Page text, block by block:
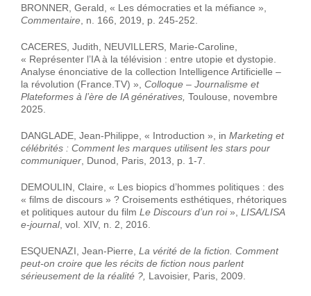
BRONNER, Gerald, « Les démocraties et la méfiance »,
Commentaire , n. 166, 2019, p. 245-252.
CACERES, Judith, NEUVILLERS, Marie-Caroline,
« Représenter l’IA à la télévision : entre utopie et dystopie.
Analyse énonciative de la collection Intelligence Artificielle –
la révolution (France.TV) », Colloque – Journalisme et
Plateformes à l’ère de IA génératives, Toulouse, novembre
2025.
DANGLADE, Jean-Philippe, « Introduction », in Marketing et
célébrités : Comment les marques utilisent les stars pour
communiquer , Dunod, Paris, 2013, p. 1-7.
DEMOULIN, Claire, « Les biopics d’hommes politiques : des
« films de discours » ? Croisements esthétiques, rhétoriques
et politiques autour du film Le Discours d’un roi», LISA/LISA
e-journal, vol. XIV, n. 2, 2016.
ESQUENAZI, Jean-Pierre, La vérité de la fiction. Comment
peut-on croire que les récits de fiction nous parlent
sérieusement de la réalité ?, Lavoisier, Paris, 2009.